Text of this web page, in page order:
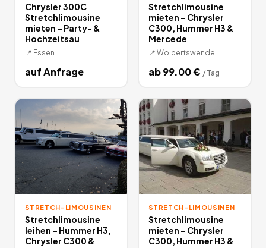
Chrysler 300C
Stretchlimousine
mieten – Party- &
Hochzeitsau
📍 Essen
auf Anfrage
Stretchlimousine
mieten – Chrysler
C300, Hummer H3 &
Mercede
📍 Wolpertswende
ab99.00€ / Tag
STRETCH-LIMOUSINEN
Stretchlimousine
leihen – Hummer H3,
Chrysler C300 &
STRETCH-LIMOUSINEN
Stretchlimousine
mieten – Chrysler
C300, Hummer H3 &